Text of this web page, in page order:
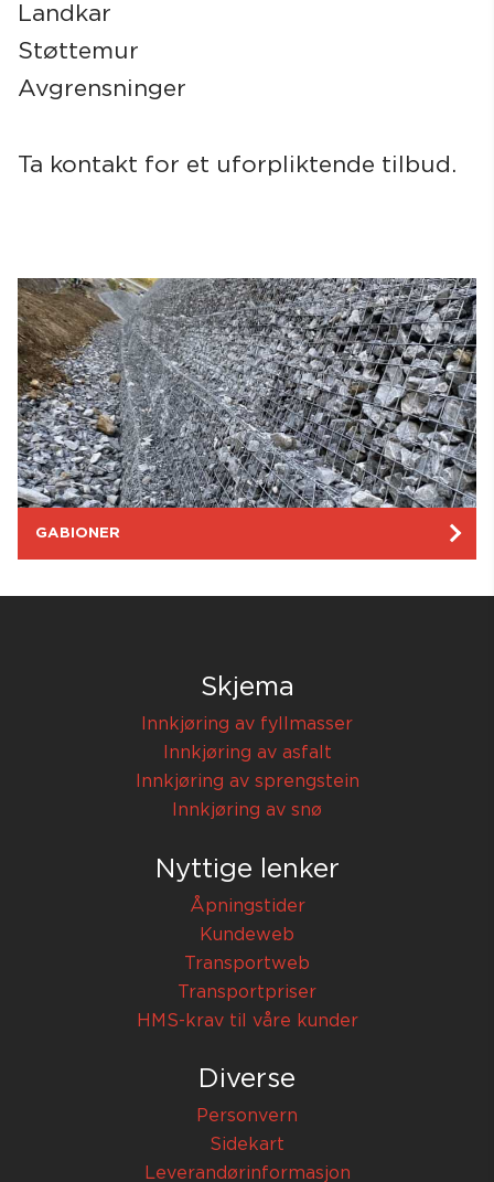
Landkar
Støttemur
Avgrensninger
Ta kontakt for et uforpliktende tilbud.
GABIONER
Skjema
Innkjøring av fyllmasser
Innkjøring av asfalt
Innkjøring av sprengstein
Innkjøring av snø
Nyttige lenker
Åpningstider
Kundeweb
Transportweb
Transportpriser
HMS-krav til våre kunder
Diverse
Personvern
Sidekart
Leverandørinformasjon